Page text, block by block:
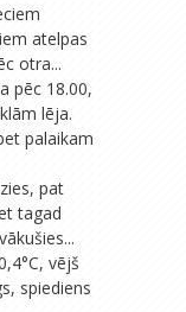
atelpas
otra...
pēc 18.00,
lēja.
palaikam
pat
tagad
vējš
spiediens